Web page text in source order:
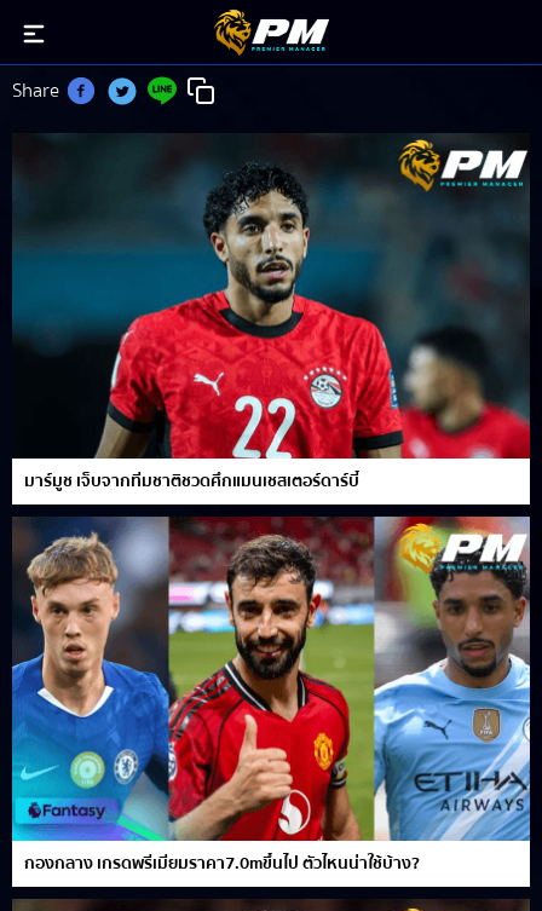
โอมาร์ มาร์มูช
Share
มาร์มูช เจ็บจากทีมชาติชวดศึกแมนเชสเตอร์ดาร์บี้
กองกลาง เกรดพรีเมียมราคา7.0mขึ้นไป ตัวไหนน่าใช้บ้าง?